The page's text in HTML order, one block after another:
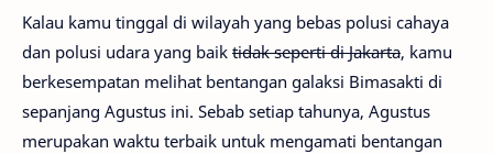
Kalau kamu tinggal di wilayah yang bebas polusi cahaya
dan polusi udara yang baik tidak seperti di Jakarta, kamu
berkesempatan melihat bentangan galaksi Bimasakti di
sepanjang Agustus ini. Sebab setiap tahunya, Agustus
merupakan waktu terbaik untuk mengamati bentangan